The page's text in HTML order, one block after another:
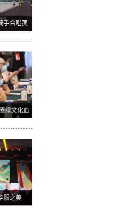
手合唱孤
续文化血
服之美